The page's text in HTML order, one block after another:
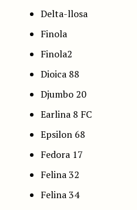
Delta-llosa
Finola
Finola2
Dioica 88
Djumbo 20
Earlina 8 FC
Epsilon 68
Fedora 17
Felina 32
Felina 34